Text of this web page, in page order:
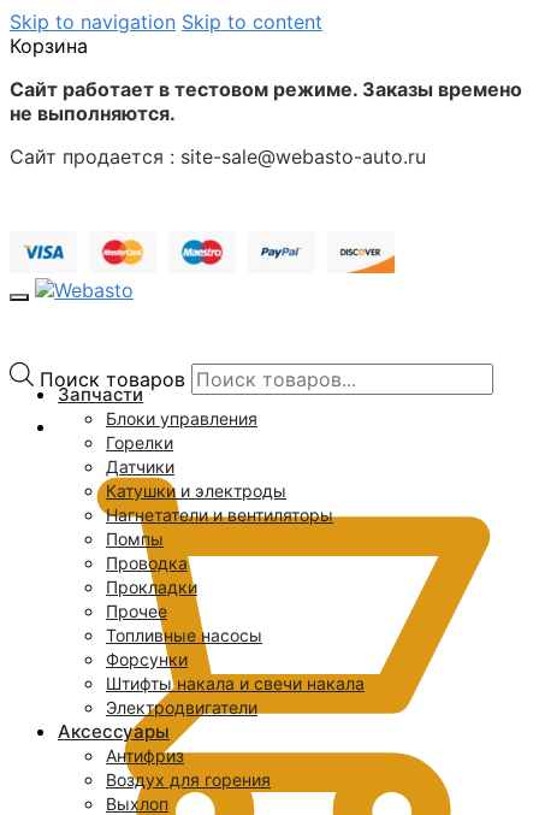
Skip to navigation Skip to content
Корзина
Сайт работает в тестовом режиме. Заказы времено
не выполняются.
Сайт продается : site-sale@webasto-auto.ru
Поиск товаров
Запчасти
Блоки управления
Горелки
Датчики
Катушки и электроды
Нагнетатели и вентиляторы
Помпы
Проводка
Прокладки
Прочее
Топливные насосы
Форсунки
Штифты накала и свечи накала
Электродвигатели
Аксессуары
Антифриз
Воздух для горения
Выхлоп